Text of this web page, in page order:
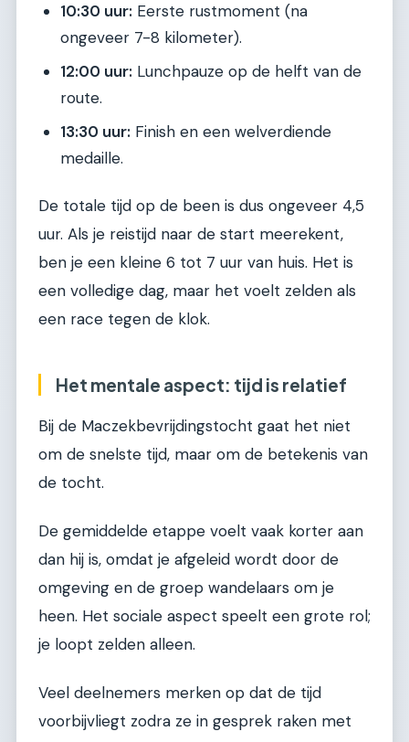
10:30 uur: Eerste rustmoment (na
ongeveer 7-8 kilometer).
12:00 uur: Lunchpauze op de helft van de
route.
13:30 uur: Finish en een welverdiende
medaille.
De totale tijd op de been is dus ongeveer 4,5
uur. Als je reistijd naar de start meerekent,
ben je een kleine 6 tot 7 uur van huis. Het is
een volledige dag, maar het voelt zelden als
een race tegen de klok.
Het mentale aspect: tijd is relatief
Bij de Maczekbevrijdingstocht gaat het niet
om de snelste tijd, maar om de betekenis van
de tocht.
De gemiddelde etappe voelt vaak korter aan
dan hij is, omdat je afgeleid wordt door de
omgeving en de groep wandelaars om je
heen. Het sociale aspect speelt een grote rol;
je loopt zelden alleen.
Veel deelnemers merken op dat de tijd
voorbijvliegt zodra ze in gesprek raken met